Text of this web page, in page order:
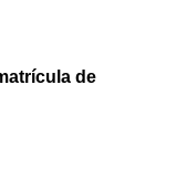
de